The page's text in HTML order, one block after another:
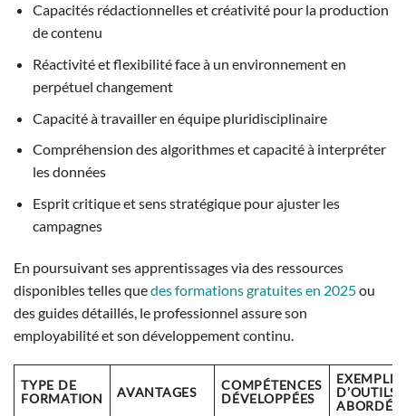
Capacités rédactionnelles et créativité pour la production
de contenu
Réactivité et flexibilité face à un environnement en
perpétuel changement
Capacité à travailler en équipe pluridisciplinaire
Compréhension des algorithmes et capacité à interpréter
les données
Esprit critique et sens stratégique pour ajuster les
campagnes
En poursuivant ses apprentissages via des ressources
disponibles telles quedes formations gratuites en 2025ou
des guides détaillés, le professionnel assure son
employabilité et son développement continu.
TYPE DE
FORMATION
AVANTAGES
COMPÉTENCES
DÉVELOPPÉES
EXEMPLES
D’OUTILS
ABORDÉS